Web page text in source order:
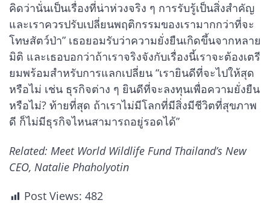
คิดว่านั่นเป็นเรื่องที่น่าห่วงจริง ๆ การรับรู้เป็นสิ่งสำคัญ
และเราควรปรับเปลี่ยนพฤติกรรมของเรามากกว่าที่จะ
โทษสัตว์ป่า” เธอยอมรับว่าความยั่งยืนเกิดขึ้นจากหลาย
มิติ และเธอบอกว่าถ้าเราจริงจังกับเรื่องนี้เราจะต้องเตรี
ยมพร้อมสำหรับการแลกเปลี่ยน “เรายินดีที่จะไปให้สุด
หรือไม่ เช่น ธุรกิจต่าง ๆ ยินดีที่จะลงทุนเพื่อความยั่งยืน
หรือไม่? ท้ายที่สุด ถ้าเราไม่มีโลกที่มีสิ่งมีชีวิตที่สุขภาพ
ดี ก็ไม่มีธุรกิจไหนสามารถอยู่รอดได้”
Related: Meet World Wildlife Fund Thailand’s New
CEO, Natalie Phaholyotin
Post Views: 482